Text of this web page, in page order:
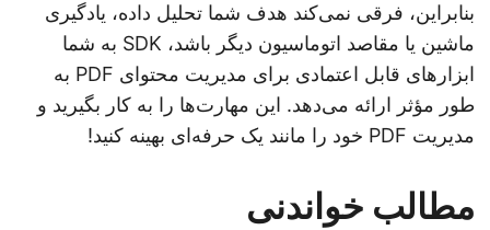
بنابراین، فرقی نمی‌کند هدف شما تحلیل داده، یادگیری
ماشین یا مقاصد اتوماسیون دیگر باشد، SDK به شما
ابزارهای قابل اعتمادی برای مدیریت محتوای PDF به
طور مؤثر ارائه می‌دهد. این مهارت‌ها را به کار بگیرید و
مدیریت PDF خود را مانند یک حرفه‌ای بهینه کنید!
مطالب خواندنی